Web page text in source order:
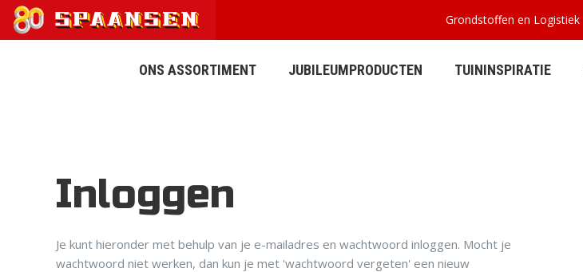
ONS ASSORTIMENT
AFWATERING
JUBILEUMPRODUCTEN TUININSPIRATIE
Grondstoffen en Logistiek
Inloggen
Je kunt hieronder met behulp van je e-mailadres en wachtwoord inloggen. Mocht je
wachtwoord niet werken, dan kun je met 'wachtwoord vergeten' een nieuw